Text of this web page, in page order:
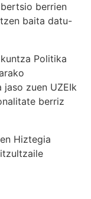
berrien
baita datu-
Politika
zuen UZEIk
berriz
Hiztegia